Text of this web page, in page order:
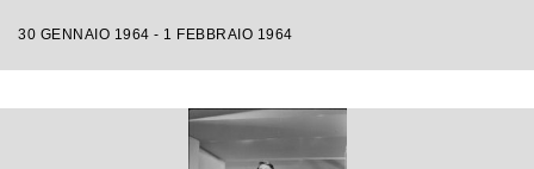
30 GENNAIO 1964 - 1 FEBBRAIO 1964